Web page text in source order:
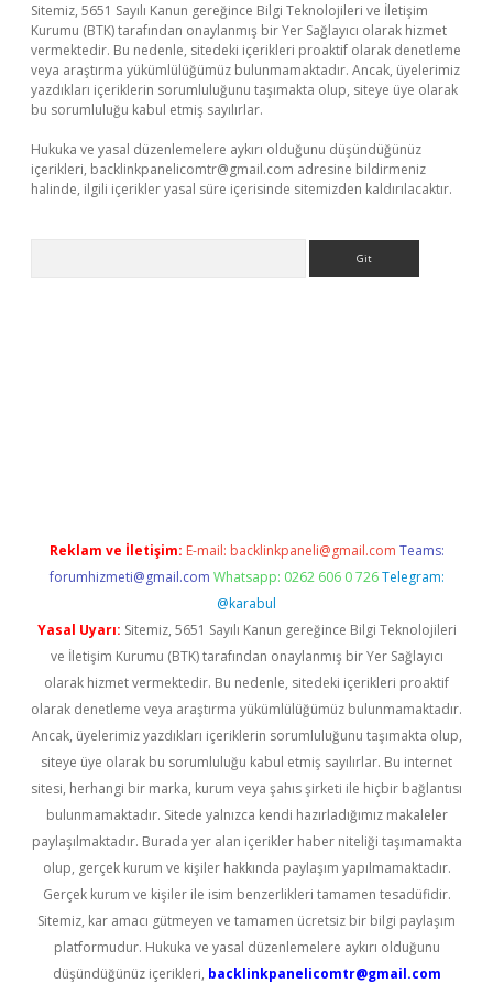
Sitemiz, 5651 Sayılı Kanun gereğince Bilgi Teknolojileri ve İletişim
Kurumu (BTK) tarafından onaylanmış bir Yer Sağlayıcı olarak hizmet
vermektedir. Bu nedenle, sitedeki içerikleri proaktif olarak denetleme
veya araştırma yükümlülüğümüz bulunmamaktadır. Ancak, üyelerimiz
yazdıkları içeriklerin sorumluluğunu taşımakta olup, siteye üye olarak
bu sorumluluğu kabul etmiş sayılırlar.
Hukuka ve yasal düzenlemelere aykırı olduğunu düşündüğünüz
içerikleri, backlinkpanelicomtr@gmail.com adresine bildirmeniz
halinde, ilgili içerikler yasal süre içerisinde sitemizden kaldırılacaktır.
Reklam ve İletişim: E-mail: backlinkpaneli@gmail.com Teams:
forumhizmeti@gmail.com Whatsapp: 0262 606 0 726 Telegram:
@karabul
Yasal Uyarı: Sitemiz, 5651 Sayılı Kanun gereğince Bilgi Teknolojileri
ve İletişim Kurumu (BTK) tarafından onaylanmış bir Yer Sağlayıcı
olarak hizmet vermektedir. Bu nedenle, sitedeki içerikleri proaktif
olarak denetleme veya araştırma yükümlülüğümüz bulunmamaktadır.
Ancak, üyelerimiz yazdıkları içeriklerin sorumluluğunu taşımakta olup,
siteye üye olarak bu sorumluluğu kabul etmiş sayılırlar. Bu internet
sitesi, herhangi bir marka, kurum veya şahıs şirketi ile hiçbir bağlantısı
bulunmamaktadır. Sitede yalnızca kendi hazırladığımız makaleler
paylaşılmaktadır. Burada yer alan içerikler haber niteliği taşımamakta
olup, gerçek kurum ve kişiler hakkında paylaşım yapılmamaktadır.
Gerçek kurum ve kişiler ile isim benzerlikleri tamamen tesadüfidir.
Sitemiz, kar amacı gütmeyen ve tamamen ücretsiz bir bilgi paylaşım
platformudur. Hukuka ve yasal düzenlemelere aykırı olduğunu
düşündüğünüz içerikleri, backlinkpanelicomtr@gmail.com